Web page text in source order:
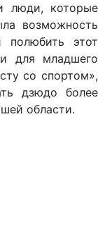
люди, которые
возможность
этот
для младшего
со спортом»,
дзюдо более
области.